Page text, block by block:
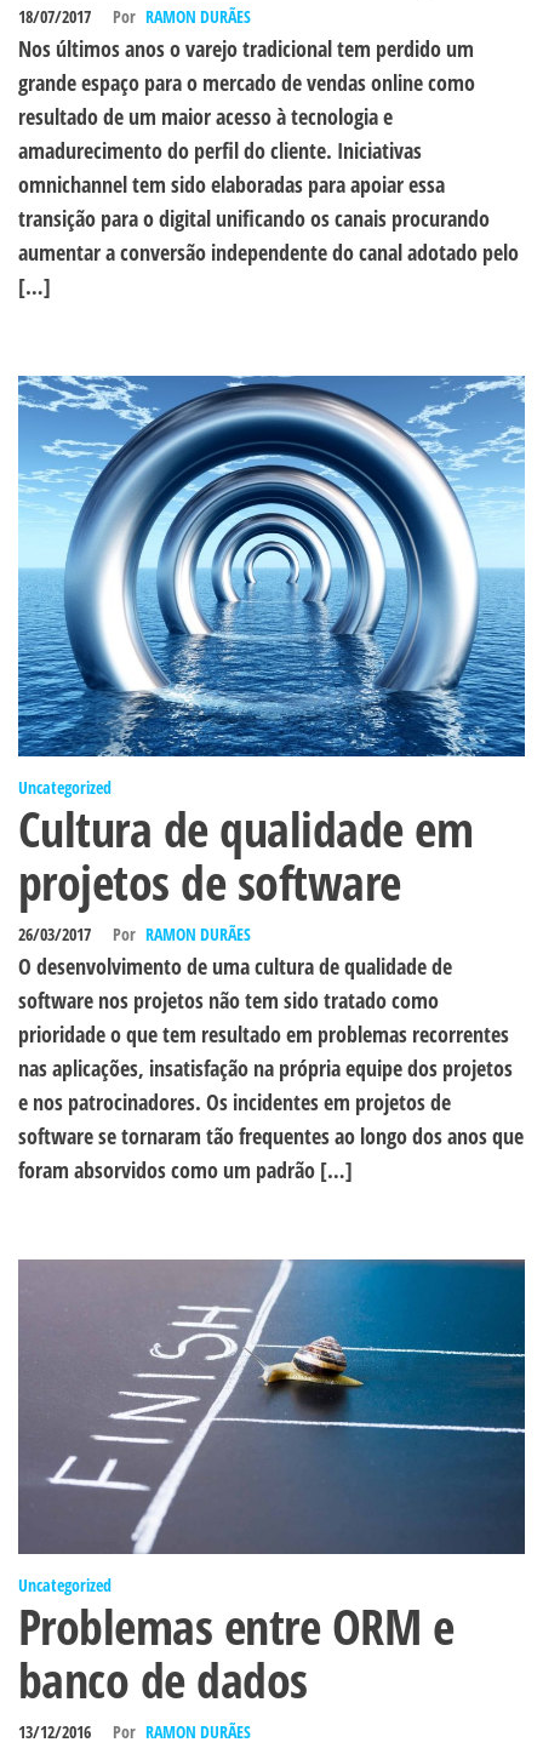
18/07/2017 Por RAMON DURÃES
Nos últimos anos o varejo tradicional tem perdido um
grande espaço para o mercado de vendas online como
resultado de um maior acesso à tecnologia e
amadurecimento do perfil do cliente. Iniciativas
omnichannel tem sido elaboradas para apoiar essa
transição para o digital unificando os canais procurando
aumentar a conversão independente do canal adotado pelo
[…]
Uncategorized
Cultura de qualidade em
projetos de software
26/03/2017 Por RAMON DURÃES
O desenvolvimento de uma cultura de qualidade de
software nos projetos não tem sido tratado como
prioridade o que tem resultado em problemas recorrentes
nas aplicações, insatisfação na própria equipe dos projetos
e nos patrocinadores. Os incidentes em projetos de
software se tornaram tão frequentes ao longo dos anos que
foram absorvidos como um padrão […]
Uncategorized
Problemas entre ORM e
banco de dados
13/12/2016 Por RAMON DURÃES